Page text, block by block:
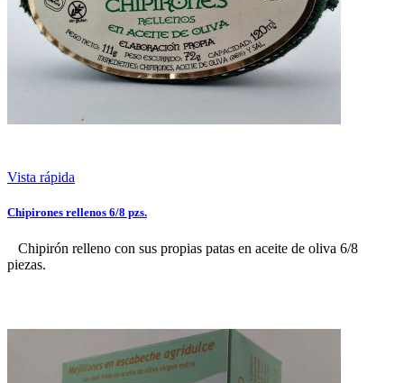
Vista rápida
Chipirones rellenos 6/8 pzs.
Chipirón relleno con sus propias patas en aceite de oliva 6/8
piezas.